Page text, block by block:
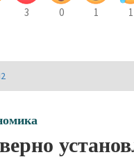
3 0 1 1